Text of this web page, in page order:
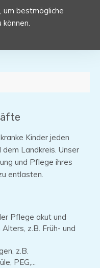
Kinder jeden
Landkreis. Unser
und Pflege ihres
entlasten.
Pflege akut und
z.B. Früh- und
z.B.
PEG,...
bestmögliche